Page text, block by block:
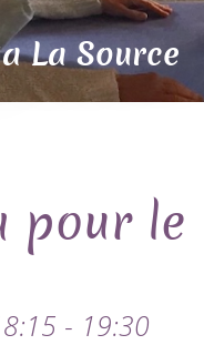
La Source
pour le
- 19:30